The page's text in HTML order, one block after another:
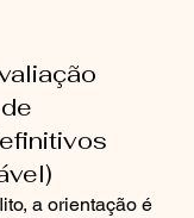
a orientação é